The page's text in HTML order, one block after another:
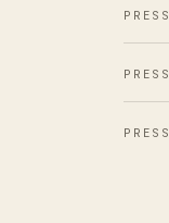
PRESS
PRESS
PRESS